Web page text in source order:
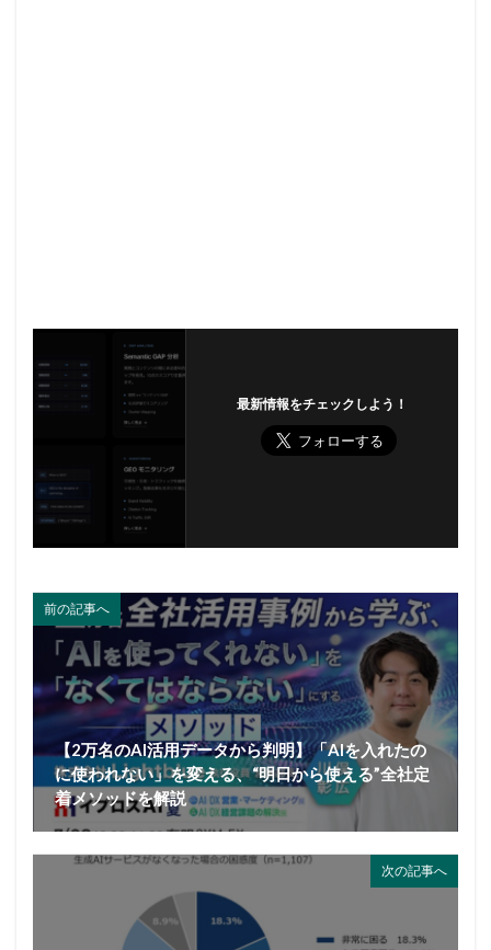
最新情報をチェックしよう！
前の記事へ
【2万名のAI活用データから判明】「AIを入れたの
に使われない」を変える、“明日から使える”全社定
着メソッドを解説
次の記事へ